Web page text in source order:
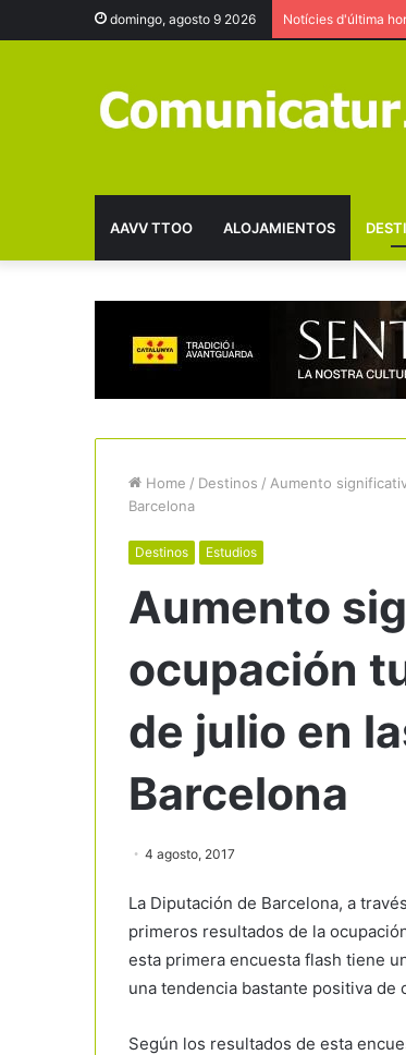
domingo, agosto 9 2026 Notícies d'última
AAVV TTOO ALOJAMIENTOS
Home / Destinos / Aumento
Barcelona
Destinos Estudios
Aumento
ocupación
de julio en
Barcelona
4 agosto, 2017
La Diputación de Barcelona, a
primeros resultados de la
esta primera encuesta flash tiene
una tendencia bastante positiva de
Según los resultados de esta